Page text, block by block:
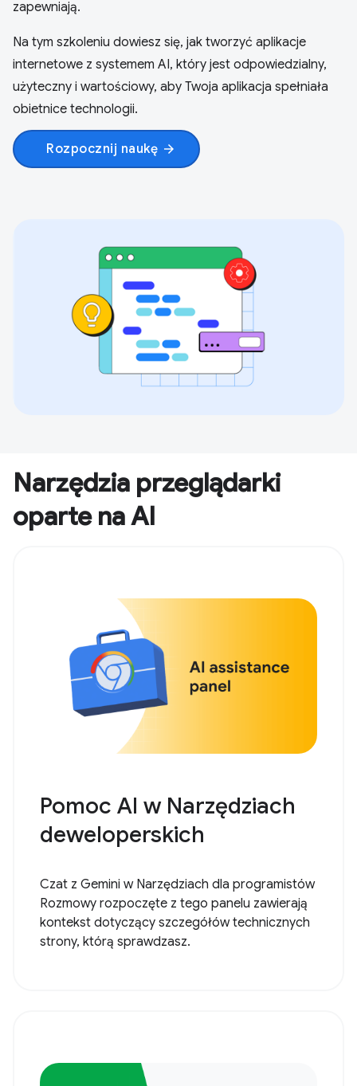
zapewniają.
Na tym szkoleniu dowiesz się, jak tworzyć aplikacje
internetowe z systemem AI, który jest odpowiedzialny,
użyteczny i wartościowy, aby Twoja aplikacja spełniała
obietnice technologii.
Rozpocznij naukę arrow_forward
Narzędzia przeglądarki
oparte na AI
Pomoc AI w Narzędziach
deweloperskich
Czat z Gemini w Narzędziach dla programistów
Rozmowy rozpoczęte z tego panelu zawierają
kontekst dotyczący szczegółów technicznych
strony, którą sprawdzasz.